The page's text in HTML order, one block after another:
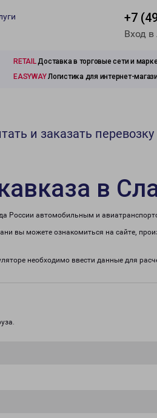
+7
Вход
RETAILДоставка в торговые сети и
EASYWAYЛогистика для интернет-
и заказать перевозку
в
России автомобильным и
вы можете ознакомиться на сайте,
необходимо ввести данные для